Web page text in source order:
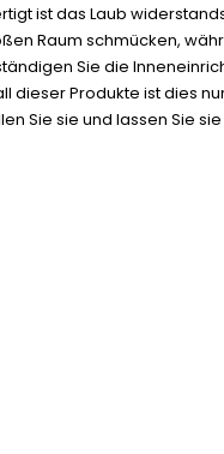
ist das Laub
Raum schmücken,
Sie die
dieser Produkte ist dies
Sie sie und lassen Sie